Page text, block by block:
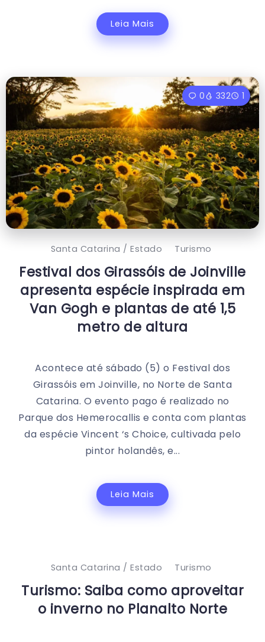
Leia Mais
0 332 1
Santa Catarina / Estado Turismo
Festival dos Girassóis de Joinville
apresenta espécie inspirada em
Van Gogh e plantas de até 1,5
metro de altura
Acontece até sábado (5) o Festival dos
Girassóis em Joinville, no Norte de Santa
Catarina. O evento pago é realizado no
Parque dos Hemerocallis e conta com plantas
da espécie Vincent ‘s Choice, cultivada pelo
pintor holandês, e...
Leia Mais
Santa Catarina / Estado Turismo
Turismo: Saiba como aproveitar
o inverno no Planalto Norte